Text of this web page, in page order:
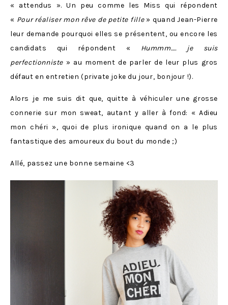
« attendus ». Un peu comme les Miss qui répondent
« Pour réaliser mon rêve de petite fille» quand Jean-Pierre
leur demande pourquoi elles se présentent, ou encore les
candidats qui répondent « Hummm…. je suis
perfectionniste » au moment de parler de leur plus gros
défaut en entretien (private joke du jour, bonjour !).
Alors je me suis dit que, quitte à véhiculer une grosse
connerie sur mon sweat, autant y aller à fond: « Adieu
mon chéri », quoi de plus ironique quand on a le plus
fantastique des amoureux du bout du monde ;)
Allé, passez une bonne semaine <3